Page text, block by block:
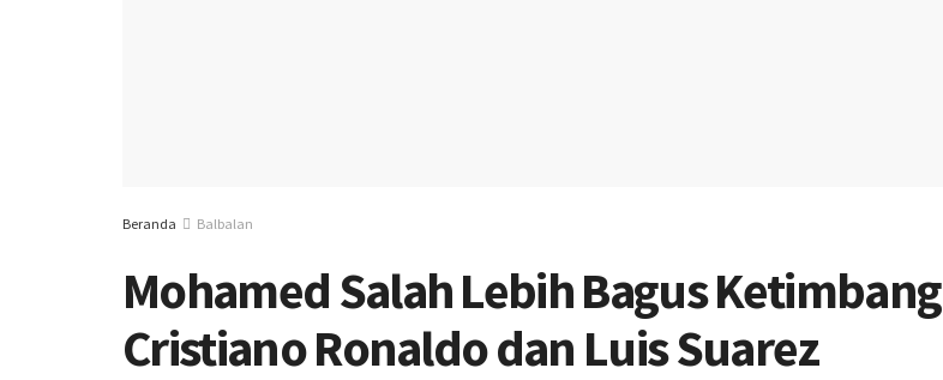
Beranda Balbalan
Mohamed Salah Lebih Bagus Ketimbang
Cristiano Ronaldo dan Luis Suarez